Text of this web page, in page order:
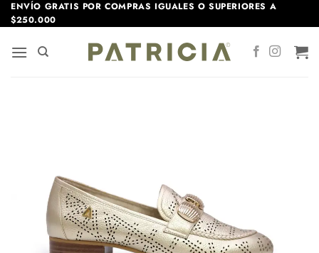
Saltar
al
contenido
ENVÍO GRATIS POR COMPRAS IGUALES O SUPERIORES A
$250.000